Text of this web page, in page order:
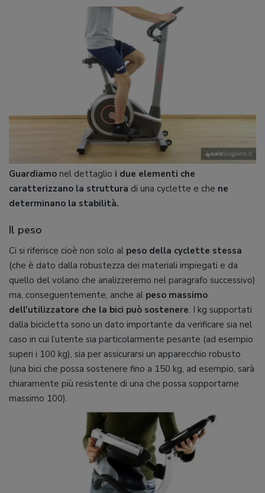
Guardiamo nel dettaglio i due elementi che
caratterizzano la struttura di una cyclette e che ne
determinano la stabilità.
Il peso
Ci si riferisce cioè non solo al peso della cyclette stessa
(che è dato dalla robustezza dei materiali impiegati e da
quello del volano che analizzeremo nel paragrafo successivo)
ma, conseguentemente, anche al peso massimo
dell’utilizzatore che la bici può sostenere. I kg supportati
dalla bicicletta sono un dato importante da verificare sia nel
caso in cui l’utente sia particolarmente pesante (ad esempio
superi i 100 kg), sia per assicurarsi un apparecchio robusto
(una bici che possa sostenere fino a 150 kg, ad esempio, sarà
chiaramente più resistente di una che possa sopportarne
massimo 100).